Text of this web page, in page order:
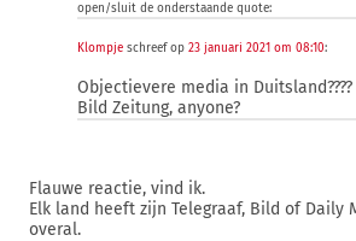
open/sluit de onderstaande quote:
Klompje schreef op 23 januari 2021 om 08:10:
Objectievere media in Duitsland????
Bild Zeitung, anyone?
Flauwe reactie, vind ik.
Elk land heeft zijn Telegraaf, Bild of Daily
overal.